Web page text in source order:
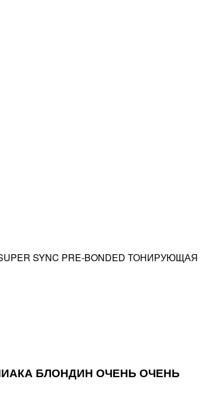
SUPER SYNC PRE-BONDED ТОНИРУЮЩАЯ
БЛОНДИН ОЧЕНЬ ОЧЕНЬ